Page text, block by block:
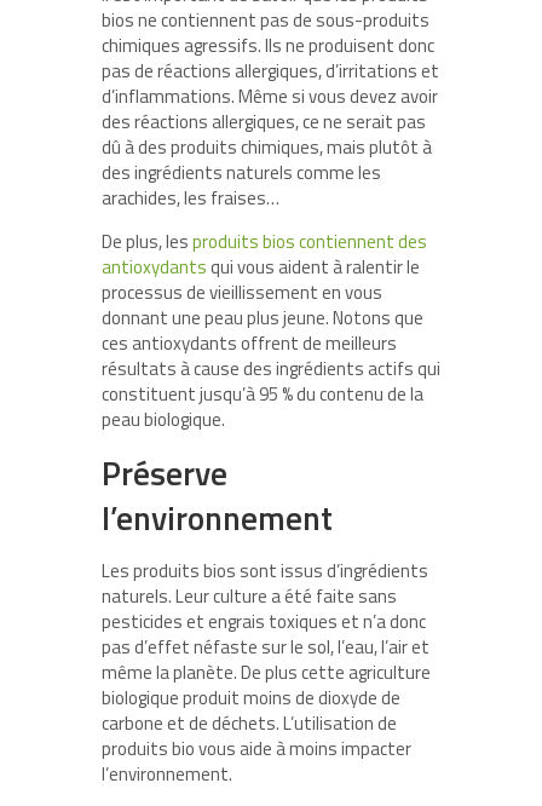
bios ne contiennent pas de sous-produits
chimiques agressifs. Ils ne produisent donc
pas de réactions allergiques, d’irritations et
d’inflammations. Même si vous devez avoir
des réactions allergiques, ce ne serait pas
dû à des produits chimiques, mais plutôt à
des ingrédients naturels comme les
arachides, les fraises…
De plus, lesproduits bios contiennent des
antioxydantsqui vous aident à ralentir le
processus de vieillissement en vous
donnant une peau plus jeune. Notons que
ces antioxydants offrent de meilleurs
résultats à cause des ingrédients actifs qui
constituent jusqu’à 95 % du contenu de la
peau biologique.
Préserve
l’environnement
Les produits bios sont issus d’ingrédients
naturels. Leur culture a été faite sans
pesticides et engrais toxiques et n’a donc
pas d’effet néfaste sur le sol, l’eau, l’air et
même la planète. De plus cette agriculture
biologique produit moins de dioxyde de
carbone et de déchets. L’utilisation de
produits bio vous aide à moins impacter
l’environnement.